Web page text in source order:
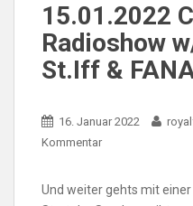
15.01.2022
Radioshow
St.Iff &
16. Januar 2022
Kommentar
Und weiter gehts mit